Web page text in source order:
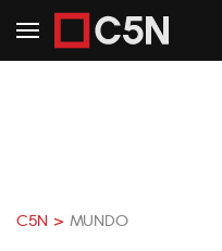
C5N > MUNDO